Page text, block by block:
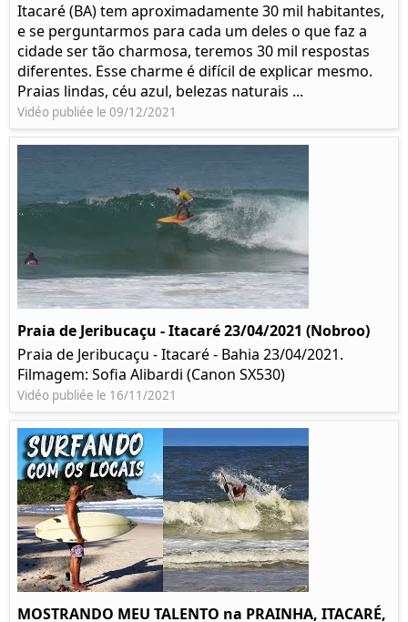
Itacaré (BA) tem aproximadamente 30 mil habitantes,
e se perguntarmos para cada um deles o que faz a
cidade ser tão charmosa, teremos 30 mil respostas
diferentes. Esse charme é difícil de explicar mesmo.
Praias lindas, céu azul, belezas naturais ...
Vidéo publiée le 09/12/2021
Praia de Jeribucaçu - Itacaré 23/04/2021 (Nobroo)
Praia de Jeribucaçu - Itacaré - Bahia 23/04/2021.
Filmagem: Sofia Alibardi (Canon SX530)
Vidéo publiée le 16/11/2021
MOSTRANDO MEU TALENTO na PRAINHA, ITACARÉ,